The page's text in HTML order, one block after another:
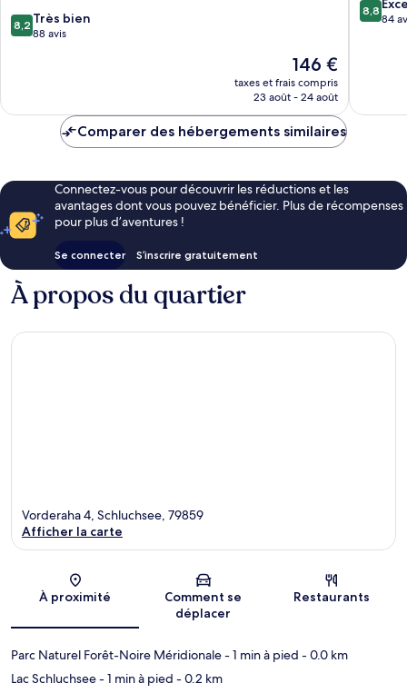
8.2
sur
8,2 Très bien
88 avis
Le
nouveau
prix
de
146 €
taxes et frais compris
23 août - 24 août
sur
8,8
84
Comparer des hébergements similaires
Connectez-vous pour découvrir les réductions et les
avantages dont vous pouvez bénéficier. Plus de récompenses
pour plus d’aventures !
Se connecter S’inscrire gratuitement
À propos du quartier
Carte
Vorderaha 4, Schluchsee, 79859
Afficher la carte
À proximité
Comment se
déplacer
Restaurants
Parc Naturel Forêt-Noire Méridionale- 1 min à pied - 0.0 km
Lac Schluchsee- 1 min à pied - 0.2 km